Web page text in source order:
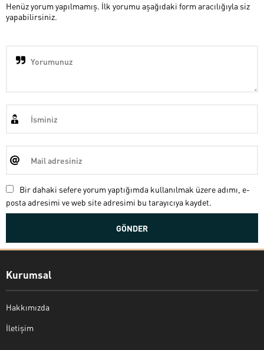
Henüz yorum yapılmamış. İlk yorumu aşağıdaki form aracılığıyla siz
yapabilirsiniz.
Bir dahaki sefere yorum yaptığımda kullanılmak üzere adımı, e-
posta adresimi ve web site adresimi bu tarayıcıya kaydet.
Kurumsal
Hakkımızda
İletişim